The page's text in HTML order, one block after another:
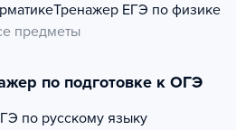
Тренажер ЕГЭ по физике
предметы
по подготовке к ОГЭ
по русскому языку